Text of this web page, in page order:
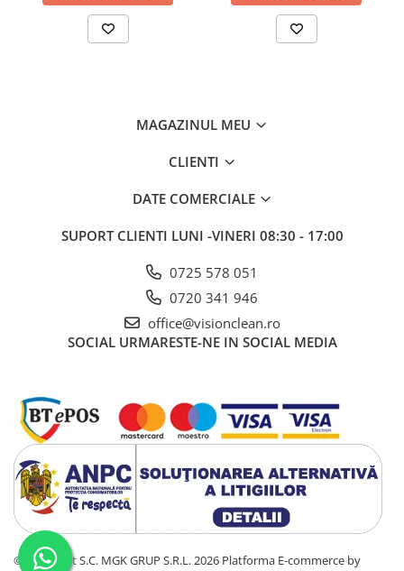
MAGAZINUL MEU
CLIENTI
DATE COMERCIALE
SUPORT CLIENTI LUNI -VINERI 08:30 - 17:00
0725 578 051
0720 341 946
office@visionclean.ro
SOCIAL URMARESTE-NE IN SOCIAL MEDIA
©Copyright S.C. MGK GRUP S.R.L. 2026 Platforma E-commerce by